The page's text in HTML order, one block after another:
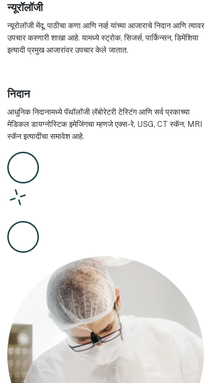
न्यूरॉलॉजी
न्यूरोलॉजी मेंदू, पाठीचा कणा आणि नर्व्ह यांच्या आजाराचे निदान आणि त्यावर
उपचार करणारी शाखा आहे. यामध्ये स्ट्रोक, सिजर्स, पार्किन्सन, डिमेंशिया
इत्यादी प्रमुख आजारांवर उपचार केले जातात.
निदान
आधुनिक निदानामध्ये पॅथॉलॉजी लॅबोरेटरी टेस्टिंग आणि सर्व प्रकाच्या
मेडिकल डायग्नोस्टिक इमेजिंगचा म्हणजे एक्स-रे, USG, CT स्कॅन, MRI
स्कॅन इत्यादींचा समावेश आहे.